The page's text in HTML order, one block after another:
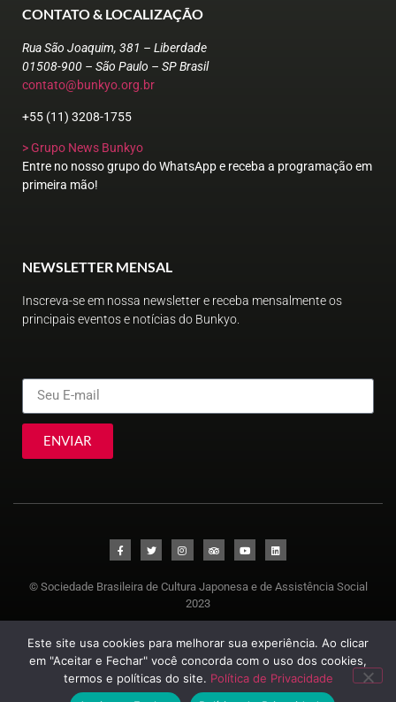
CONTATO & LOCALIZAÇÃO
Rua São Joaquim, 381 – Liberdade
01508-900 – São Paulo – SP Brasil
contato@bunkyo.org.br
+55 (11) 3208-1755
> Grupo News Bunkyo
Entre no nosso grupo do WhatsApp e receba a programação em
primeira mão!
NEWSLETTER MENSAL
Inscreva-se em nossa newsletter e receba mensalmente os
principais eventos e notícias do Bunkyo.
ENVIAR
© Sociedade Brasileira de Cultura Japonesa e de Assistência Social
2023
Este site usa cookies para melhorar sua experiência. Ao clicar
em "Aceitar e Fechar" você concorda com o uso dos cookies,
termos e políticas do site. Política de Privacidade